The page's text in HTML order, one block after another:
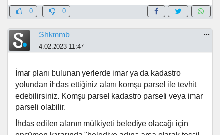
0 0
Shkmmb
4.02.2023 11:47
İmar planı bulunan yerlerde imar ya da kadastro
yolundan ihdas ettiğiniz alanı komşu parsel ile tevhit
edebilirsiniz. Komşu parsel kadastro parseli veya imar
parseli olabilir.
İhdas edilen alanın mülkiyeti belediye olacağı için